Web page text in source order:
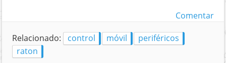
Comentar
Relacionado: control móvil
periféricos
raton